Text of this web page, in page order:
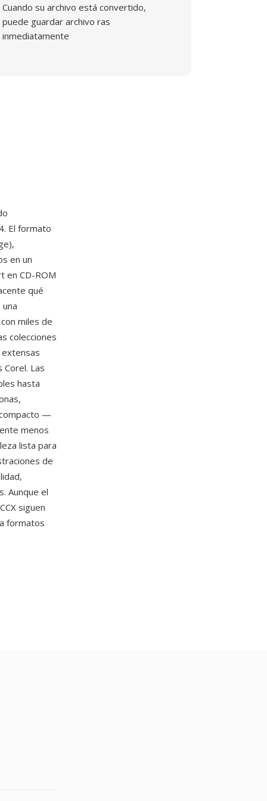
Cuando su archivo está convertido,
puede guardar archivo ras
inmediatamente
El formato
en un
en CD-ROM
qué
miles de
colecciones
extensas
Las
hasta
—
menos
lista para
de
Aunque el
siguen
formatos